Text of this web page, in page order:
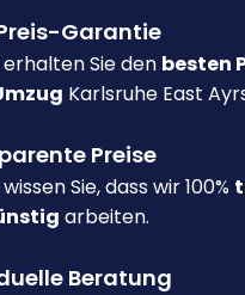
Garantie
erhalten Sie den besten
Karlsruhe East
Preise
Sie, dass wir 100%
arbeiten.
Beratung